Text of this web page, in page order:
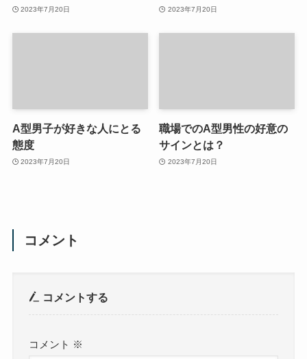
2023年7月20日 2023年7月20日
A型男子が好きな人にとる
態度
2023年7月20日
職場でのA型男性の好意の
サインとは？
2023年7月20日
コメント
コメントする
コメント ※